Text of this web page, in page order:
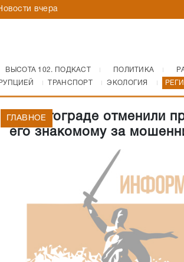
вчера
ВЫСОТА 102. ПОДКАСТ ПОЛИТИКА
ТРАНСПОРТ ЭКОЛОГИЯ
В Волгограде отменили
его знакомому за
ГЛАВНОЕ